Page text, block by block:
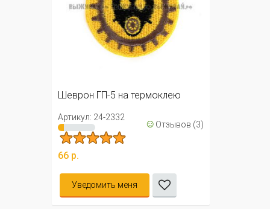
Шеврон ГП-5 на термоклею
Артикул: 24-2332 ☺ Отзывов (3)
66 р.
Уведомить меня